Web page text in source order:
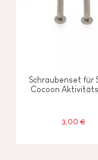
Schraubenset für
Cocoon
3,00 €